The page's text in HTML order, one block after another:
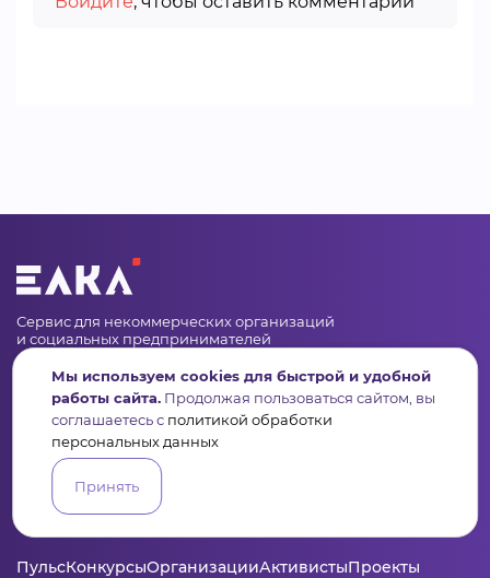
Сервис для некоммерческих организаций
и социальных предпринимателей
Подпишись на рассылку дайджест, новости, мероприятия
ПульсКонкурсыОрганизацииАктивистыПроекты
Мы используем cookies для быстрой и удобной
работы сайта. Продолжая пользоваться сайтом, вы
соглашаетесь с политикой обработки
персональных данных
Принять